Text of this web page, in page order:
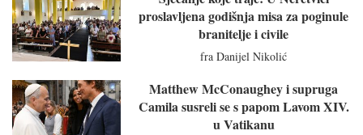
proslavljena godišnja misa za poginule
branitelje i civile
fra Danijel Nikolić
Matthew McConaughey i supruga
Camila susreli se s papom Lavom XIV.
u Vatikanu